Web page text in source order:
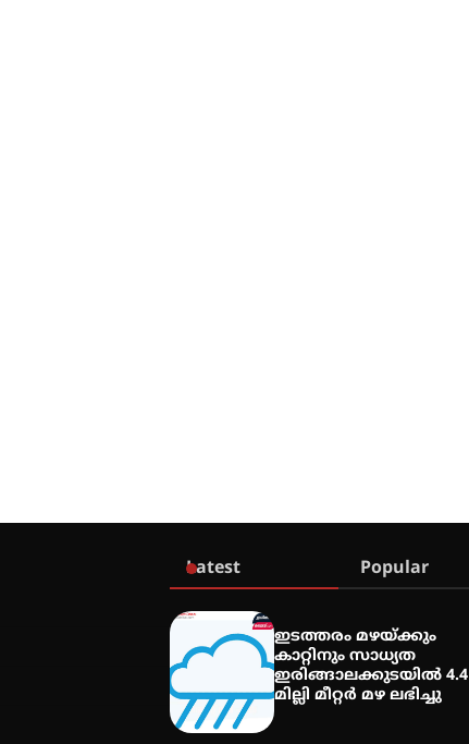
Latest Popular
ഇടത്തരം മഴയ്ക്കും
കാറ്റിനും സാധ്യത
ഇരിങ്ങാലക്കുടയിൽ 4.4
മില്ലി മീറ്റർ മഴ ലഭിച്ചു